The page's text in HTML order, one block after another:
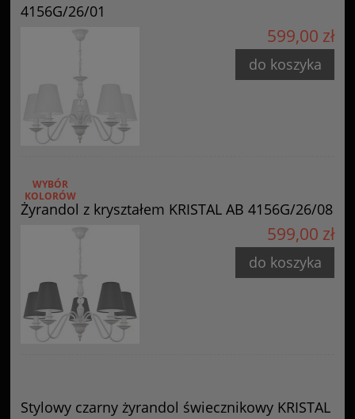
4156G/26/01
599,00 zł
do koszyka
Żyrandol z kryształem KRISTAL AB 4156G/26/08
WYBÓR
KOLORÓW
599,00 zł
do koszyka
Stylowy czarny żyrandol świecznikowy KRISTAL